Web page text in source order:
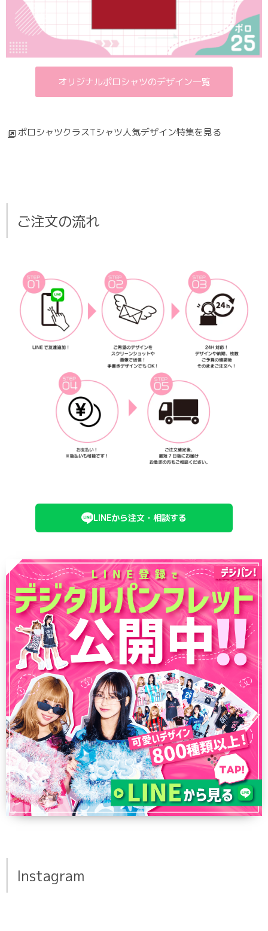
オリジナルポロシャツのデザイン一覧
ポロシャツクラスTシャツ人気デザイン特集を見る
ご注文の流れ
LINEから注文・相談する
Instagram